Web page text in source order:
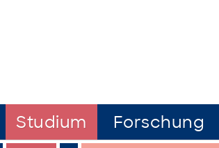
Studium Forschung